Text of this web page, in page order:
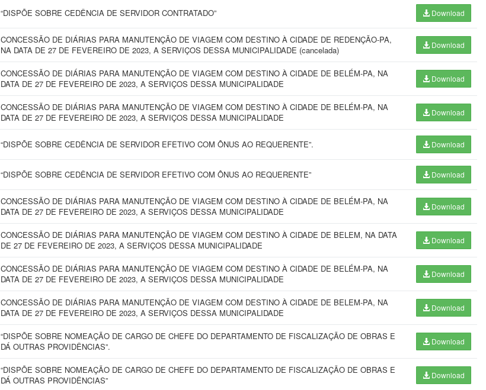
“DISPÕE SOBRE CEDÊNCIA DE SERVIDOR CONTRATADO” Download
CONCESSÃO DE DIÁRIAS PARA MANUTENÇÃO DE VIAGEM COM DESTINO À CIDADE DE REDENÇÃO-PA,
NA DATA DE 27 DE FEVEREIRO DE 2023, A SERVIÇOS DESSA MUNICIPALIDADE (cancelada)
Download
CONCESSÃO DE DIÁRIAS PARA MANUTENÇÃO DE VIAGEM COM DESTINO À CIDADE DE BELÉM-PA, NA
DATA DE 27 DE FEVEREIRO DE 2023, A SERVIÇOS DESSA MUNICIPALIDADE
Download
CONCESSÃO DE DIÁRIAS PARA MANUTENÇÃO DE VIAGEM COM DESTINO À CIDADE DE BELÉM-PA, NA
DATA DE 27 DE FEVEREIRO DE 2023, A SERVIÇOS DESSA MUNICIPALIDADE
Download
“DISPÕE SOBRE CEDÊNCIA DE SERVIDOR EFETIVO COM ÔNUS AO REQUERENTE”. Download
“DISPÕE SOBRE CEDÊNCIA DE SERVIDOR EFETIVO COM ÔNUS AO REQUERENTE” Download
CONCESSÃO DE DIÁRIAS PARA MANUTENÇÃO DE VIAGEM COM DESTINO À CIDADE DE BELÉM-PA, NA
DATA DE 27 DE FEVEREIRO DE 2023, A SERVIÇOS DESSA MUNICIPALIDADE
Download
CONCESSÃO DE DIÁRIAS PARA MANUTENÇÃO DE VIAGEM COM DESTINO À CIDADE DE BELEM, NA DATA
DE 27 DE FEVEREIRO DE 2023, A SERVIÇOS DESSA MUNICIPALIDADE
Download
CONCESSÃO DE DIÁRIAS PARA MANUTENÇÃO DE VIAGEM COM DESTINO À CIDADE DE BELÉM-PA, NA
DATA DE 27 DE FEVEREIRO DE 2023, A SERVIÇOS DESSA MUNICIPALIDADE
Download
CONCESSÃO DE DIÁRIAS PARA MANUTENÇÃO DE VIAGEM COM DESTINO À CIDADE DE BELEM-PA, NA
DATA DE 27 DE FEVEREIRO DE 2023, A SERVIÇOS DESSA MUNICIPALIDADE
Download
“DISPÕE SOBRE NOMEAÇÃO DE CARGO DE CHEFE DO DEPARTAMENTO DE FISCALIZAÇÃO DE OBRAS E
DÁ OUTRAS PROVIDÊNCIAS”.
Download
“DISPÕE SOBRE NOMEAÇÃO DE CARGO DE CHEFE DO DEPARTAMENTO DE FISCALIZAÇÃO DE OBRAS E
DÁ OUTRAS PROVIDÊNCIAS”
Download